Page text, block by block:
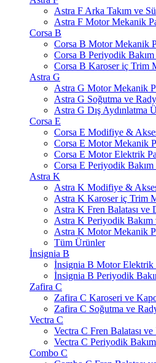
Astra F Arka Takım ve
Astra F Motor Mekanik
Corsa B
Corsa B Motor Mekanik
Corsa B Periyodik
Corsa B Karoser iç Trim
Astra G
Astra G Motor Mekanik
Astra G Soğutma ve
Astra G Dış Aydınlatma
Corsa E
Corsa E Modifiye &
Corsa E Motor Mekanik
Corsa E Motor Elektrik
Corsa E Periyodik
Astra K
Astra K Modifiye &
Astra K Karoser iç Trim
Astra K Fren Balatası ve
Astra K Periyodik Bakım
Astra K Motor Mekanik
Tüm Ürünler
İnsignia B
İnsignia B Motor Elektrik
İnsignia B Periyodik
Zafira C
Zafira C Karoseri ve
Zafira C Soğutma ve
Vectra C
Vectra C Fren Balatası
Vectra C Periyodik
Combo C